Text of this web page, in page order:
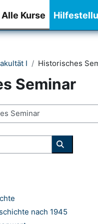
Alle Kurse
I Historisches
Seminar
Kurse
nach 1945